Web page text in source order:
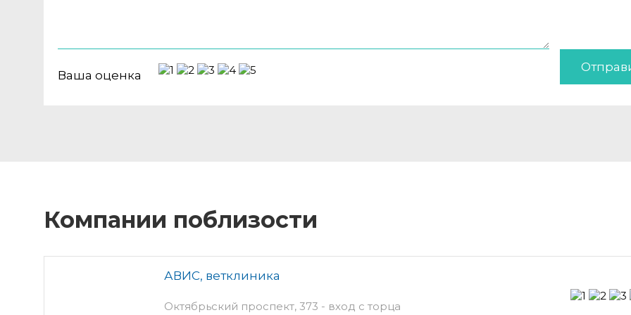
Ваша оценка
Компании поблизости
АВИС, ветклиника
Октябрьский проспект, 373 - вход с торца